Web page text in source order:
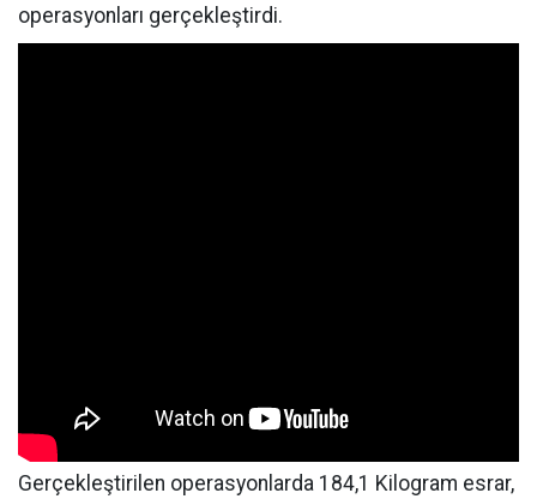
operasyonları gerçekleştirdi.
Gerçekleştirilen operasyonlarda 184,1 Kilogram esrar,